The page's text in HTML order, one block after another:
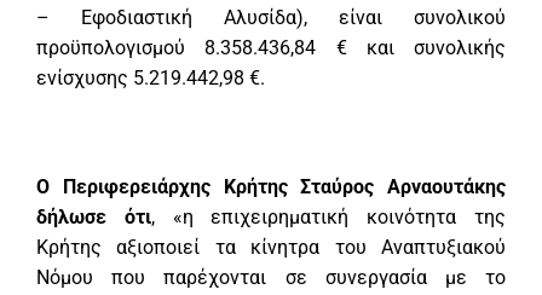
– Εφοδιαστική Αλυσίδα), είναι συνολικού
προϋπολογισμού 8.358.436,84 € και συνολικής
ενίσχυσης 5.219.442,98 €.
Ο Περιφερειάρχης Κρήτης Σταύρος Αρναουτάκης
δήλωσε ότι, «η επιχειρηματική κοινότητα της
Κρήτης αξιοποιεί τα κίνητρα του Αναπτυξιακού
Νόμου που παρέχονται σε συνεργασία με το